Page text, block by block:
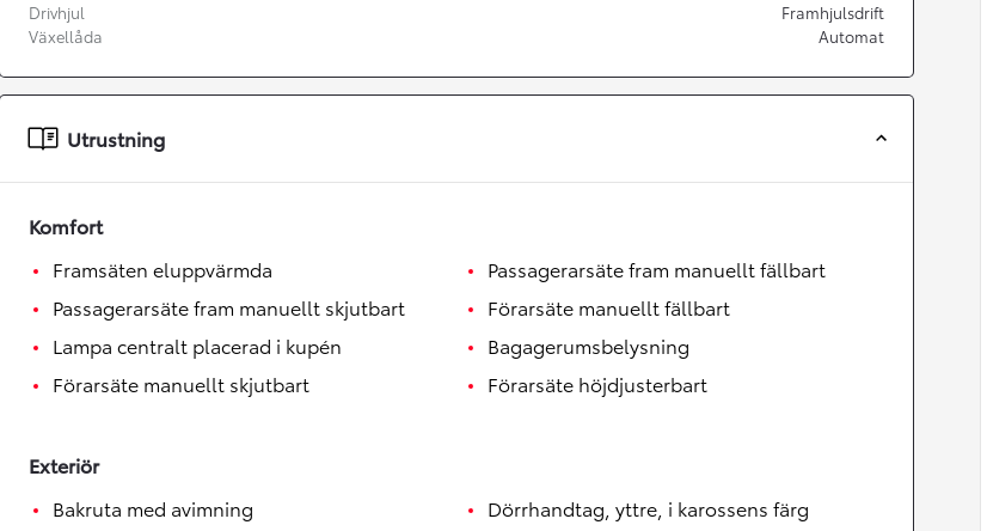
Drivhjul
Framhjulsdrift
Växellåda
Automat
Utrustning
Komfort
Framsäten eluppvärmda
Passagerarsäte fram manuellt skjutbart
Lampa centralt placerad i kupén
Förarsäte manuellt skjutbart
Passagerarsäte fram manuellt fällbart
Förarsäte manuellt fällbart
Bagagerumsbelysning
Förarsäte höjdjusterbart
Exteriör
Bakruta med avimning
Dörrhandtag, yttre, i karossens färg